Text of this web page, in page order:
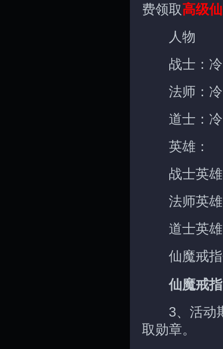
费领取高级
人物
战士：冷
法师：冷
道士：冷
英雄：
战士英雄
法师英雄
道士英雄
仙魔戒指
仙魔戒
3、活动期
取勋章。